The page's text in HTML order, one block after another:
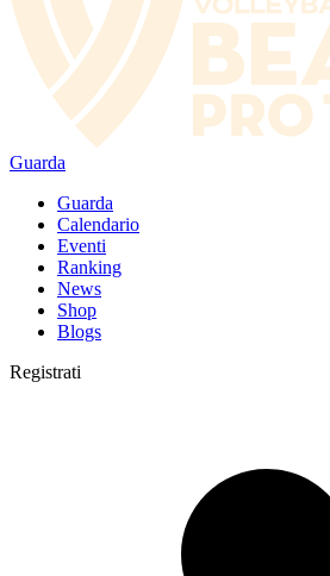
Guarda
Guarda
Calendario
Eventi
Ranking
News
Shop
Blogs
Registrati